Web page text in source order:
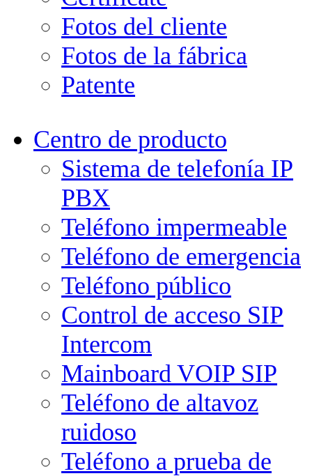
Fotos del cliente
Fotos de la fábrica
Patente
Centro de producto
Sistema de telefonía IP
PBX
Teléfono impermeable
Teléfono de emergencia
Teléfono público
Control de acceso SIP
Intercom
Mainboard VOIP SIP
Teléfono de altavoz
ruidoso
Teléfono a prueba de